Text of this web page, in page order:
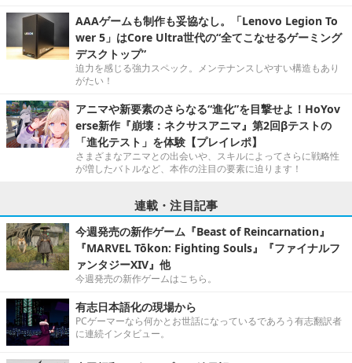
AAAゲームも制作も妥協なし。「Lenovo Legion To
wer 5」はCore Ultra世代の“全てこなせるゲーミング
デスクトップ”
迫力を感じる強力スペック。メンテナンスしやすい構造もあり
がたい！
アニマや新要素のさらなる“進化”を目撃せよ！HoYov
erse新作『崩壊：ネクサスアニマ』第2回βテストの
「進化テスト」を体験【プレイレポ】
さまざまなアニマとの出会いや、スキルによってさらに戦略性
が増したバトルなど、本作の注目の要素に迫ります！
連載・注目記事
今週発売の新作ゲーム『Beast of Reincarnation』
『MARVEL Tōkon: Fighting Souls』『ファイナルフ
ァンタジーXIV』他
今週発売の新作ゲームはこちら。
有志日本語化の現場から
PCゲーマーなら何かとお世話になっているであろう有志翻訳者
に連続インタビュー。